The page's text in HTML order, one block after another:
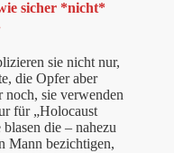
sicher *nicht*
sie nicht nur,
die Opfer aber
noch, sie verwenden
für „Holocaust
die – nahezu
Mann bezichtigen,